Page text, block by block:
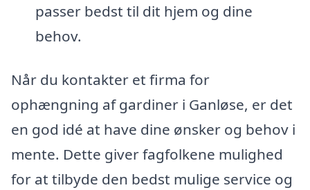
passer bedst til dit hjem og dine
behov.
Når du kontakter et firma for
ophængning af gardiner i Ganløse, er det
en god idé at have dine ønsker og behov i
mente. Dette giver fagfolkene mulighed
for at tilbyde den bedst mulige service og